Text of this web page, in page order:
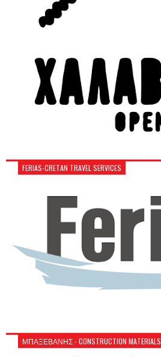
FERIAS-CRETAN TRAVEL SERVICES
ΜΠΑΞΕΒΑΝΗΣ - CONSTRUCTION MATERIALS